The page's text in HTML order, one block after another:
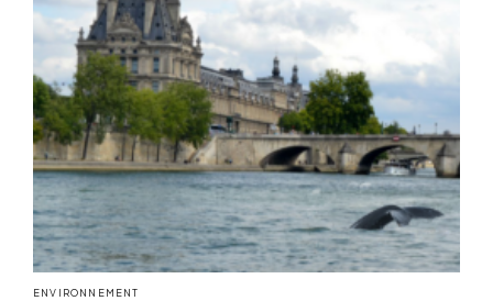
ENVIRONNEMENT